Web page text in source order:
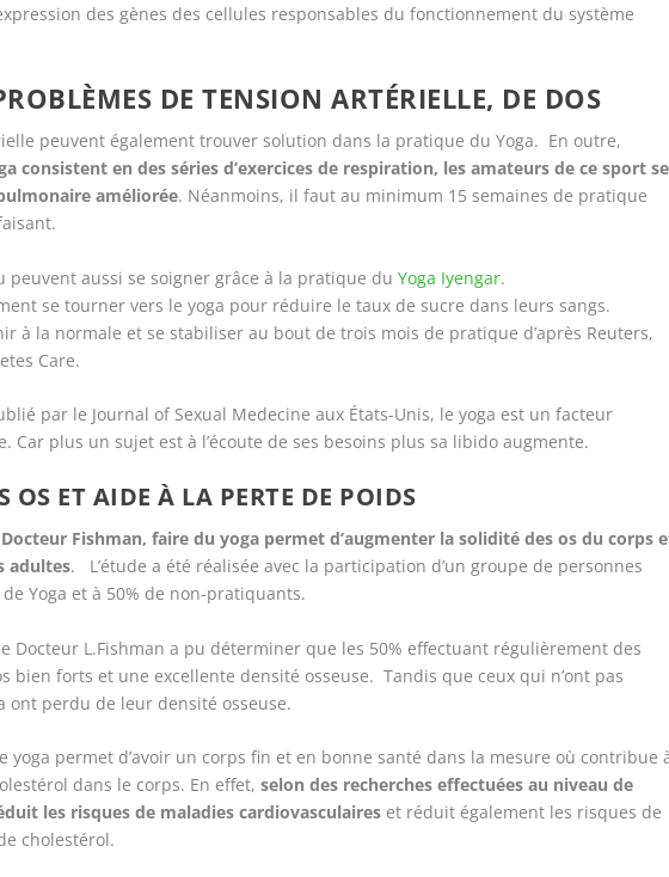
des gènes des cellules responsables du fonctionnement du système
DE TENSION ARTÉRIELLE, DE DOS
peuvent également trouver solution dans la pratique du Yoga. En outre,
consistent en des séries d’exercices de respiration, les amateurs de ce sport se
améliorée. Néanmoins, il faut au minimum 15 semaines de pratique
peuvent aussi se soigner grâce à la pratique duYoga Iyengar.
se tourner vers le yoga pour réduire le taux de sucre dans leurs sangs.
à la normale et se stabiliser au bout de trois mois de pratique d’après Reuters,
Care.
par le Journal of Sexual Medecine aux États-Unis, le yoga est un facteur
Car plus un sujet est à l’écoute de ses besoins plus sa libido augmente.
OS ET AIDE À LA PERTE DE POIDS
Fishman, faire du yoga permet d’augmenter la solidité des os du corps
adultes. L’étude a été réalisée avec la participation d’un groupe de personnes
Yoga et à 50% de non-pratiquants.
Docteur L.Fishman a pu déterminer que les 50% effectuant régulièrement des
bien forts et une excellente densité osseuse. Tandis que ceux qui n’ont pas
ont perdu de leur densité osseuse.
yoga permet d’avoir un corps fin et en bonne santé dans la mesure où contribue
dans le corps. En effet,selon des recherches effectuées au niveau de
les risques de maladies cardiovasculaires et réduit également les risques de
cholestérol.